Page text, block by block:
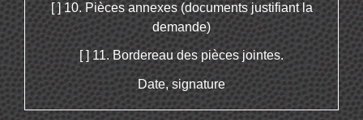
[ ] 10. Pièces annexes (documents justifiant la
demande)
[ ] 11. Bordereau des pièces jointes.
Date, signature